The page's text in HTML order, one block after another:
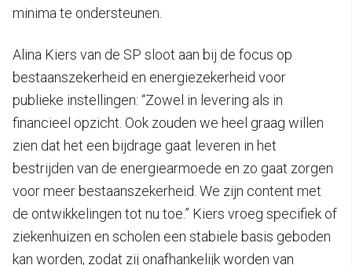
minima te ondersteunen.
Alina Kiers van de SP sloot aan bij de focus op
bestaanszekerheid en energiezekerheid voor
publieke instellingen: “Zowel in levering als in
financieel opzicht. Ook zouden we heel graag willen
zien dat het een bijdrage gaat leveren in het
bestrijden van de energiearmoede en zo gaat zorgen
voor meer bestaanszekerheid. We zijn content met
de ontwikkelingen tot nu toe.” Kiers vroeg specifiek of
ziekenhuizen en scholen een stabiele basis geboden
kan worden, zodat zij onafhankelijk worden van